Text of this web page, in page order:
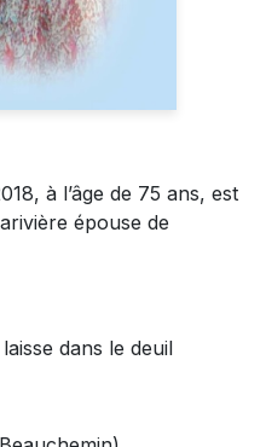
à l’âge de 75 ans, est
épouse de
dans le deuil